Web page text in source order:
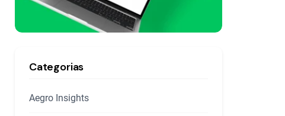
Categorias
Aegro Insights